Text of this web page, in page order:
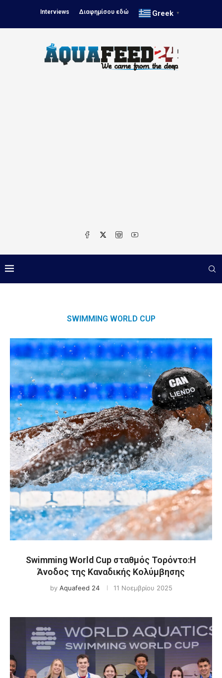
Interviews Διαφημίσου εδώ Greek ▼
SWIMMING WORLD CUP
Swimming World Cup σταθμός Τορόντο:H
Άνοδος της Καναδικής Κολύμβησης
by Aquafeed 24 11 Νοεμβρίου 2025